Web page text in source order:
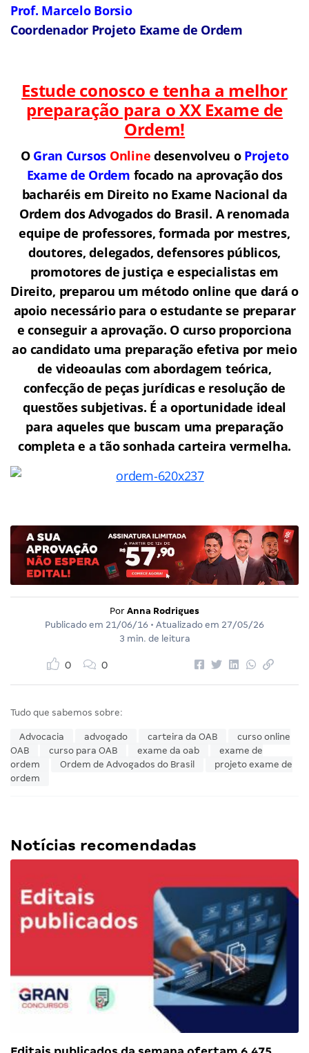
Prof. Marcelo Borsio
Coordenador Projeto Exame de Ordem
Estude conosco e tenha a melhor
preparação para oXX Exame de
Ordem!
O Gran Cursos Online desenvolveu o Projeto
Exame de Ordem focado na aprovação dos
bacharéis em Direito no Exame Nacional da
Ordem dos Advogados do Brasil. A renomada
equipe de professores, formada por mestres,
doutores, delegados, defensores públicos,
promotores de justiça e especialistas em
Direito, preparou um método online que dará o
apoio necessário para o estudante se preparar
e conseguir a aprovação. O curso proporciona
ao candidato uma preparação efetiva por meio
de videoaulas com abordagem teórica,
confecção de peças jurídicas e resolução de
questões subjetivas. É a oportunidade ideal
para aqueles que buscam uma preparação
completa e a tão sonhada carteira vermelha.
Por Anna Rodrigues
Publicado em 21/06/16 • Atualizado em 27/05/26
3 min. de leitura
0 0
Tudo que sabemos sobre:
Advocacia advogado carteira da OAB
curso online
OAB
curso para OAB exame da oab
exame de
ordem
Ordem de Advogados do Brasil
projeto exame de
ordem
Notícias recomendadas